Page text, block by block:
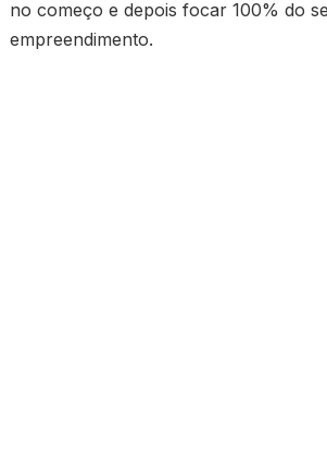
no começo e depois focar 100% do
empreendimento.